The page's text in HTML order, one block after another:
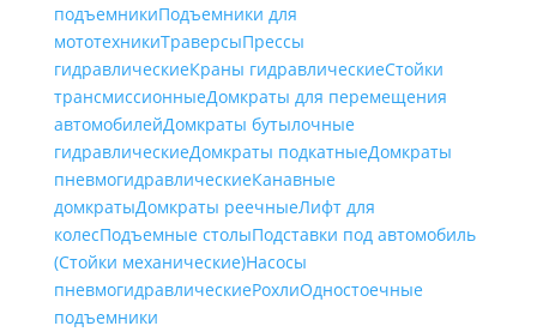
подъемникиПодъемники для
мототехникиТраверсыПрессы
гидравлическиеКраны гидравлическиеСтойки
трансмиссионныеДомкраты для перемещения
автомобилейДомкраты бутылочные
гидравлическиеДомкраты подкатныеДомкраты
пневмогидравлическиеКанавные
домкратыДомкраты реечныеЛифт для
колесПодъемные столыПодставки под автомобиль
(Стойки механические)Насосы
пневмогидравлическиеРохлиОдностоечные
подъемники